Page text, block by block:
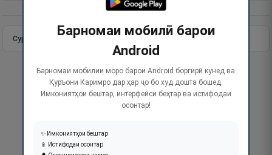
Сураи пурра Идома додан
Барномаи мобилӣ барои
Android
Барномаи мобилии моро барои Android боргирӣ кунед ва
Қуръони Каримро дар ҳар ҷо бо худ дошта бошед.
Имкониятҳои бештар, интерфейси беҳтар ва истифодаи
осонтар!
✨ Имкониятҳои бештар
📱 Истифодаи осонтар